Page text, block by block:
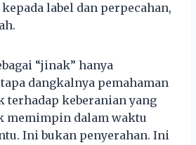
label dan perpecahan,
“jinak” hanya
dangkalnya pemahaman
terhadap keberanian yang
memimpin dalam waktu
Ini bukan penyerahan. Ini